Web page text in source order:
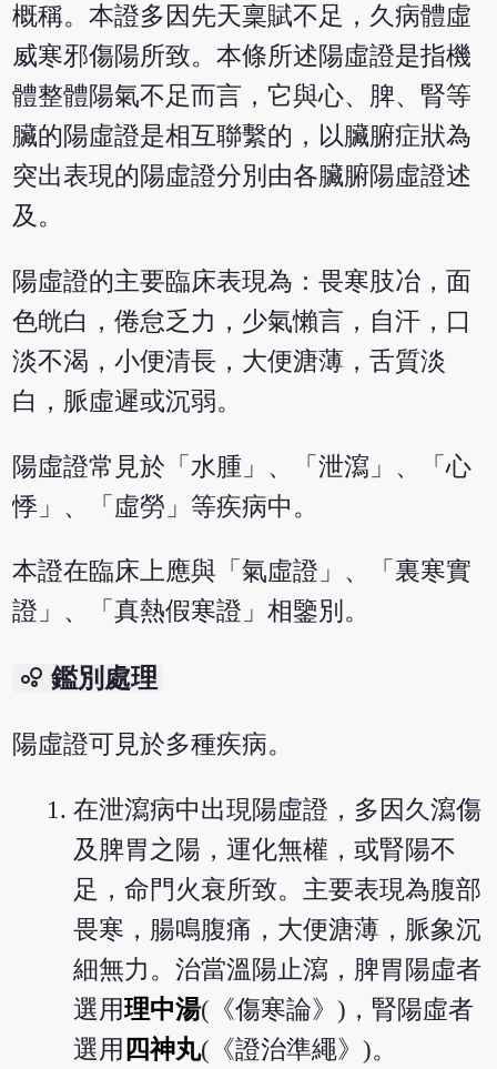
概稱。本證多因先天稟賦不足，久病體虛
威寒邪傷陽所致。本條所述陽虛證是指機
體整體陽氣不足而言，它與心、脾、腎等
臟的陽虛證是相互聯繫的，以臟腑症狀為
突出表現的陽虛證分別由各臟腑陽虛證述
及。
陽虛證的主要臨床表現為：畏寒肢冶，面
色㿠白，倦怠乏力，少氣懶言，自汗，口
淡不渴，小便清長，大便溏薄，舌質淡
白，脈虛遲或沉弱。
陽虛證常見於「水腫」、「泄瀉」、「心
悸」、「虛勞」等疾病中。
本證在臨床上應與「氣虛證」、「裏寒實
證」、「真熱假寒證」相鑒別。
bubble_chart 鑑別處理
陽虛證可見於多種疾病。
在泄瀉病中出現陽虛證，多因久瀉傷
及脾胃之陽，運化無權，或腎陽不
足，命門火衰所致。主要表現為腹部
畏寒，腸鳴腹痛，大便溏薄，脈象沉
細無力。治當溫陽止瀉，脾胃陽虛者
選用理中湯(《傷寒論》)，腎陽虛者
選用 四神丸(《證治準繩》)。